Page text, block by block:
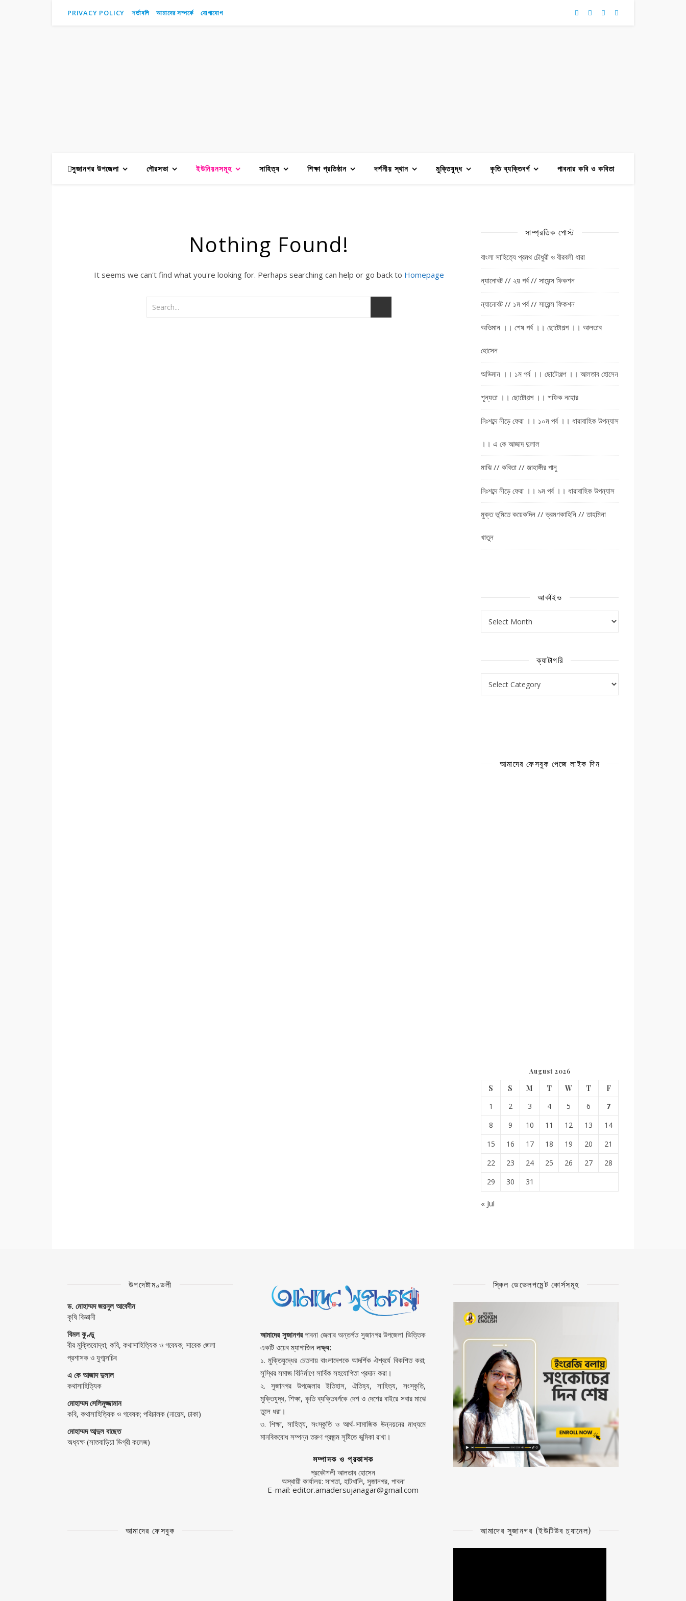
PRIVACY POLICY শর্তাবলি আমাদের সম্পর্কে যোগাযোগ
সুজানগর উপজেলা পৌরসভা ইউনিয়নসমূহ সাহিত্য শিক্ষা প্রতিষ্ঠান দর্শনীয় স্থান মুক্তিযুদ্ধ কৃতি ব্যক্তিবর্গ পাবনার কবি ও কবিতা
Nothing Found!
It seems we can't find what you're looking for. Perhaps searching can help or go back to Homepage
সাম্প্রতিক পোস্ট
বাংলা সাহিত্যে প্রমথ চৌধুরী ও বীরবলী ধারা
ন্যানোবট // ২য় পর্ব // সায়েন্স ফিকশন
ন্যানোবট // ১ম পর্ব // সায়েন্স ফিকশন
অভিমান ।। শেষ পর্ব ।। ছোটোগল্প ।। আলতাব
হোসেন
অভিমান ।। ১ম পর্ব ।। ছোটোগল্প ।। আলতাব হোসেন
শূন্যতা ।। ছোটোগল্প ।। শফিক নহোর
নিঃশব্দে নীড়ে ফেরা ।। ১০ম পর্ব ।। ধারাবাহিক উপন্যাস
।। এ কে আজাদ দুলাল
মাঝি // কবিতা // জাহাঙ্গীর পানু
নিঃশব্দে নীড়ে ফেরা ।। ৯ম পর্ব ।। ধারাবাহিক উপন্যাস
মুক্ত ভূমিতে কয়েকদিন // ভ্রমণকাহিনি // তাহমিনা
খাতুন
আর্কাইভ
ক্যাটাগরি
আমাদের ফেসবুক পেজে লাইক দিন
August 2026
S S M T W T
F
1
2 3 4 5 6
7
8
9 10 11 12 13
14
15
16 17 18 19 20
21
22
23 24 25 26 27
28
29
30 31
« Jul
উপদেষ্টামণ্ডলী
ড. মোহাম্মদ জয়নুল আবেদীন
কৃষি বিজ্ঞানী
বিমল কুণ্ডু
বীর মুক্তিযোদ্ধা; কবি, কথাসাহিত্যিক ও গবেষক; সাবেক জেলা
প্রশাসক ও যুগ্মসচিব
এ কে আজাদ দুলাল
কথাসাহিত্যিক
মোহাম্মদ সেলিমুজ্জামান
কবি, কথাসাহিত্যিক ও গবেষক; পরিচালক (নায়েম, ঢাকা)
মোহাম্মদ আব্দুল বাছেত
অধ্যক্ষ (সাতবাড়িয়া ডিগ্রী কলেজ)
আমাদের সুজানগরপাবনা জেলার অন্তর্গত সুজানগর উপজেলা ভিত্তিক
একটি ওয়েব ম্যাগাজিন লক্ষ্য:
১. মুক্তিযুদ্ধের চেতনায় বাংলাদেশকে আদর্শিক ঐশ্বর্যে বিকশিত করা;
সুস্থির সমাজ বিনির্মাণে সার্বিক সহযোগিতা প্রদান করা।
২. সুজানগর উপজেলার ইতিহাস, ঐতিহ্য, সাহিত্য, সংস্কৃতি,
মুক্তিযুদ্ধ, শিক্ষা, কৃতি ব্যক্তিবর্গকে দেশ ও দেশের বাইরে সবার মাঝে
তুলে ধরা।
৩. শিক্ষা, সাহিত্য, সংস্কৃতি ও আর্থ-সামাজিক উন্নয়নের মাধ্যমে
মানবিকবোধ সম্পন্ন তরুণ প্রজন্ম সৃষ্টিতে ভূমিকা রাখা।
সম্পাদক ও প্রকাশক
প্রকৌশলী আলতাব হোসেন
অস্থায়ী কার্যালয়: সাগতা, হাটখালি, সুজানগর, পাবনা
E-mail: editor.amadersujanagar@gmail.com
স্কিল ডেভেলপমেন্ট কোর্সসমূহ
আমাদের ফেসবুক আমাদের সুজানগর (ইউটিউব চ্যানেল)